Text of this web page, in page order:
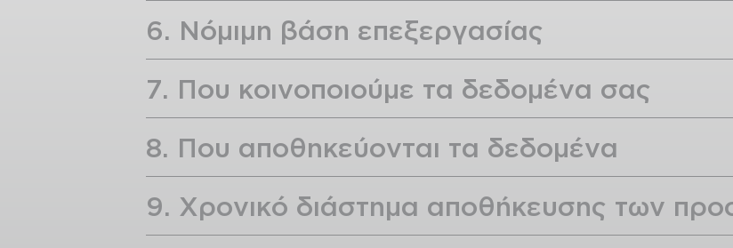
6. Νόμιμη βάση επεξεργασίας
7. Που κοινοποιούμε τα δεδομένα σας
8. Που αποθηκεύονται τα δεδομένα
9. Χρονικό διάστημα αποθήκευσης των